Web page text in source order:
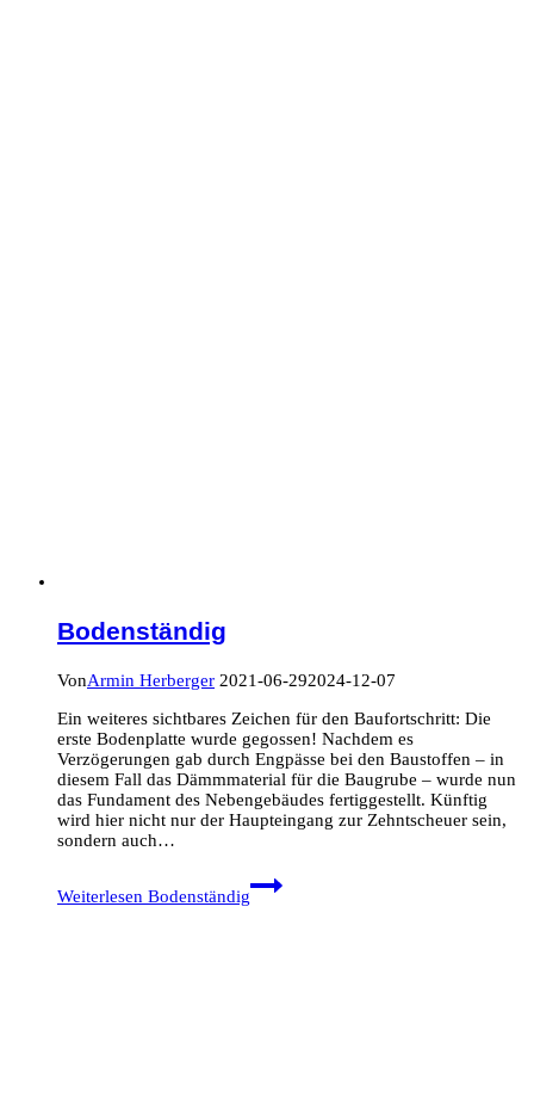
Bodenständig
VonArmin Herberger 2021-06-292024-12-07
Ein weiteres sichtbares Zeichen für den Baufortschritt: Die
erste Bodenplatte wurde gegossen! Nachdem es
Verzögerungen gab durch Engpässe bei den Baustoffen – in
diesem Fall das Dämmmaterial für die Baugrube – wurde nun
das Fundament des Nebengebäudes fertiggestellt. Künftig
wird hier nicht nur der Haupteingang zur Zehntscheuer sein,
sondern auch…
Weiterlesen Bodenständig